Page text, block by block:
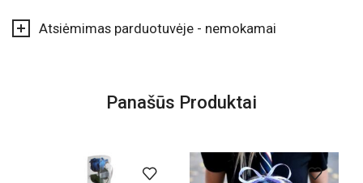
Atsiėmimas parduotuvėje - nemokamai
Panašūs Produktai